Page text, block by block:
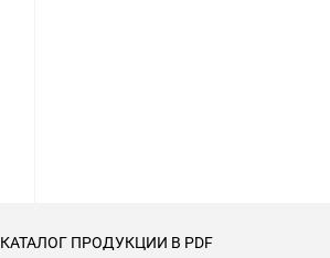
КАТАЛОГ ПРОДУКЦИИ В PDF